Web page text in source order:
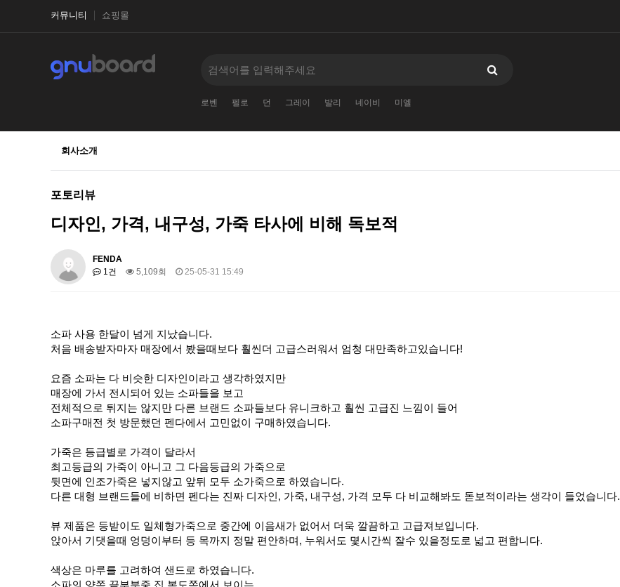
커뮤니티 쇼핑몰
로벤 펠로 던 그레이 발리 네이비 미엘
회사소개
포토리뷰
디자인, 가격, 내구성, 가죽 타사에 비해 독보적
FENDA
1건
5,109회 25-05-31 15:49
소파 사용 한달이 넘게 지났습니다.
처음 배송받자마자 매장에서 봤을때보다 훨씬더 고급스러워서 엄청 대만족하고있습니다!
요즘 소파는 다 비슷한 디자인이라고 생각하였지만
매장에 가서 전시되어 있는 소파들을 보고
전체적으로 튀지는 않지만 다른 브랜드 소파들보다 유니크하고 훨씬 고급진 느낌이 들어
소파구매전 첫 방문했던 펜다에서 고민없이 구매하였습니다.
가죽은 등급별로 가격이 달라서
최고등급의 가죽이 아니고 그 다음등급의 가죽으로
뒷면에 인조가죽은 넣지않고 앞뒤 모두 소가죽으로 하였습니다.
다른 대형 브랜드들에 비하면 펜다는 진짜 디자인 , 가죽, 내구성, 가격 모두 다 비교해봐도 돋보적이라는 생각이 들었습니다.
뷰 제품은 등받이도 일체형가죽으로 중간에 이음새가 없어서 더욱 깔끔하고 고급져보입니다.
앉아서 기댓을때 엉덩이부터 등 목까지 정말 편안하며 , 누워서도 몇시간씩 잘수 있을정도로 넓고 편합니다.
색상은 마루를 고려하여 샌드로 하였습니다.